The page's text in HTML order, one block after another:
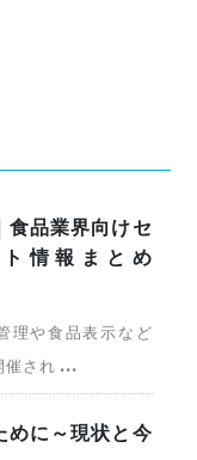
食品業界向けセ
情報まとめ
理や食品表示など
催され ...
めに～現状と今